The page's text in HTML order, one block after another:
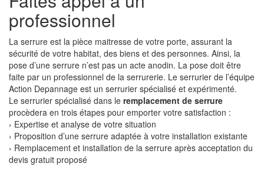
professionnel
La serrure est la pièce maitresse de votre porte, assurant la
sécurité de votre habitat, des biens et des personnes. Ainsi, la
pose d’une serrure n’est pas un acte anodin. La pose doit être
faite par un professionnel de la serrurerie. Le serrurier de l’équipe
Action Depannage est un serrurier spécialisé et expérimenté.
Le serrurier spécialisé dans le remplacement de serrure
procèdera en trois étapes pour emporter votre satisfaction :
› Expertise et analyse de votre situation
› Proposition d’une serrure adaptée à votre installation existante
› Remplacement et installation de la serrure après acceptation du
devis gratuit proposé